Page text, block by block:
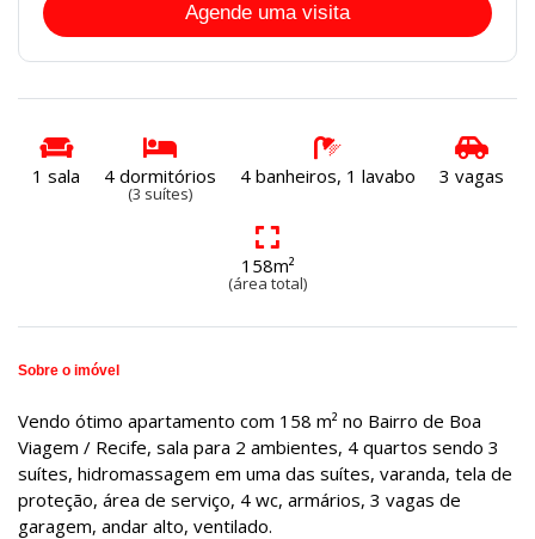
Agende uma visita
1 sala 4 dormitórios
(3 suítes)
4 banheiros, 1 lavabo 3 vagas
158m²
(área total)
Sobre o imóvel
Vendo ótimo apartamento com 158 m² no Bairro de Boa
Viagem / Recife, sala para 2 ambientes, 4 quartos sendo 3
suítes, hidromassagem em uma das suítes, varanda, tela de
proteção, área de serviço, 4 wc, armários, 3 vagas de
garagem, andar alto, ventilado.